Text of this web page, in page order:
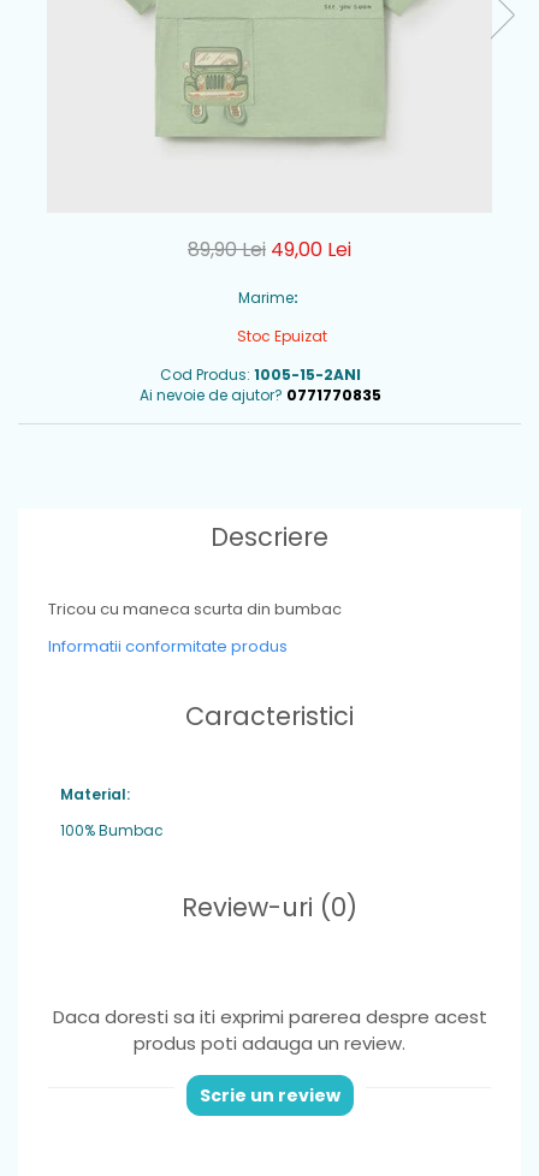
89,90 Lei 49,00 Lei
Marime:
Stoc Epuizat
Cod Produs: 1005-15-2ANI
Ai nevoie de ajutor? 0771770835
Descriere
Tricou cu maneca scurta din bumbac
Informatii conformitate produs
Caracteristici
Material:
100% Bumbac
Review-uri (0)
Daca doresti sa iti exprimi parerea despre acest
produs poti adauga un review.
Scrie un review